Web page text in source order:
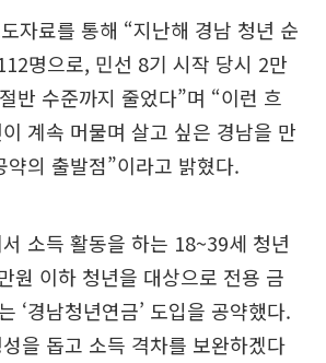
자료를 통해 “지난해 경남 청년 순
명으로, 민선 8기 시작 당시 2만
반 수준까지 줄었다”며 “이런 흐
계속 머물며 살고 싶은 경남을 만
약의 출발점”이라고 밝혔다.
소득 활동을 하는 18~39세 청년
원 이하 청년을 대상으로 전용 금
‘경남청년연금’ 도입을 공약했다.
을 돕고 소득 격차를 보완하겠다